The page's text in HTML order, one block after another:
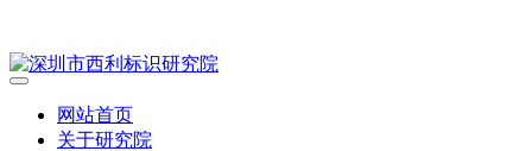
网站首页
关于研究院